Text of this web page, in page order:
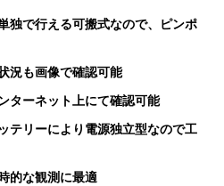
独で⾏える可搬式なので、ピンポ
況も画像で確認可能
ターネット上にて確認可能
テリーにより電源独⽴型なので⼯
的な観測に最適